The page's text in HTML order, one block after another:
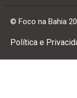
© Foco na Bahia
Política e